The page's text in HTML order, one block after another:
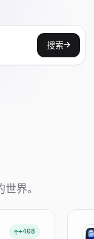
搜索
界。
+408